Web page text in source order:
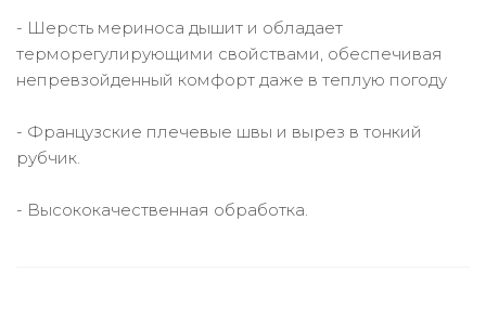
- Шерсть мериноса дышит и обладает
терморегулирующими свойствами, обеспечивая
непревзойденный комфорт даже в теплую погоду
- Французские плечевые швы и вырез в тонкий
рубчик.
- Высококачественная обработка.